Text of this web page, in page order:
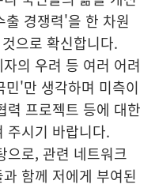
경쟁력'을 한 차원
으로 확신합니다.
의 우려 등 여러 어려
'만 생각하며 미측이
력 프로젝트 등에 대한
주시기 바랍니다.
으로, 관련 네트워크
함께 저에게 부여된